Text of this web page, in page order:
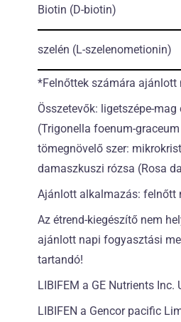
Biotin (D-biotin)
szelén (L-szelenometionin)
*Felnőttek számára ajánlott
Összetevők: ligetszépe-
(Trigonella foenum-
tömegnövelő szer:
damaszkuszi rózsa (Rosa
Ajánlott alkalmazás: felnőtt
Az étrend-kiegészítő nem
ajánlott napi fogyasztási
tartandó!
LIBIFEM a GE Nutrients Inc.
LIBIFEN a Gencor pacific